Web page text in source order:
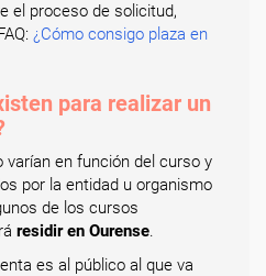
el proceso de solicitud,
¿Cómo consigo plaza en
para realizar un
en función del curso y
por la entidad u organismo
de los cursos
residir en Ourense.
es al público al que va